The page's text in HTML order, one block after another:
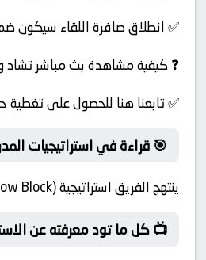
✅ انطلاق صافرة اللقاء سيكون
❓ كيفية مشاهدة بث مباشر تشاد
✅ تابعنا هنا للحصول على تغطية
🎯 قراءة في استراتيجيات
ينتهج الفريق استراتيجية (Low Block) لتقليل المساحات خلف المدافعين وإفشال الهجمات المرتدة السريعة.
📺 كل ما تود معرفته عن